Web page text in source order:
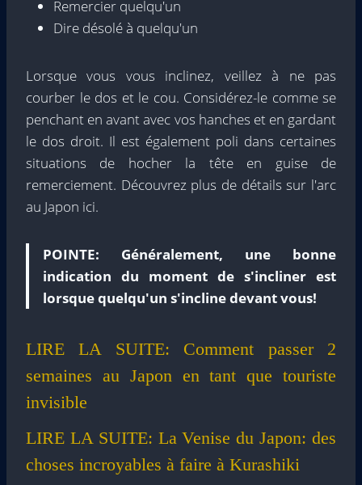
Remercier quelqu'un
Dire désolé à quelqu'un
Lorsque vous vous inclinez, veillez à ne pas
courber le dos et le cou. Considérez-le comme se
penchant en avant avec vos hanches et en gardant
le dos droit. Il est également poli dans certaines
situations de hocher la tête en guise de
remerciement. Découvrez plus de détails sur l'arc
au Japon ici.
POINTE: Généralement, une bonne
indication du moment de s'incliner est
lorsque quelqu'un s'incline devant vous!
LIRE LA SUITE: Comment passer 2
semaines au Japon en tant que touriste
invisible
LIRE LA SUITE: La Venise du Japon: des
choses incroyables à faire à Kurashiki